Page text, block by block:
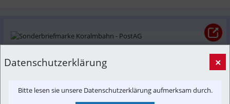
Sonderbriefmarke Koralmbahn - PostAG
verbindet.
Datenschutzerklärung ×
Bitte lesen sie unsere Datenschutzerklärung aufmerksam durch.